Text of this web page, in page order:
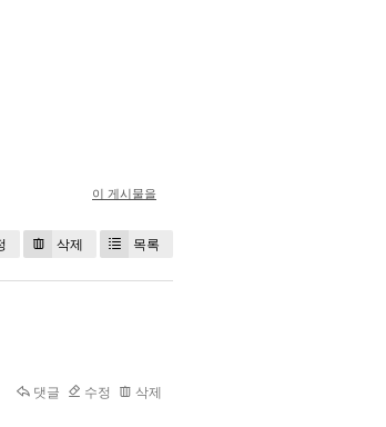
이 게시물을
삭제 목록
댓글 수정 삭제